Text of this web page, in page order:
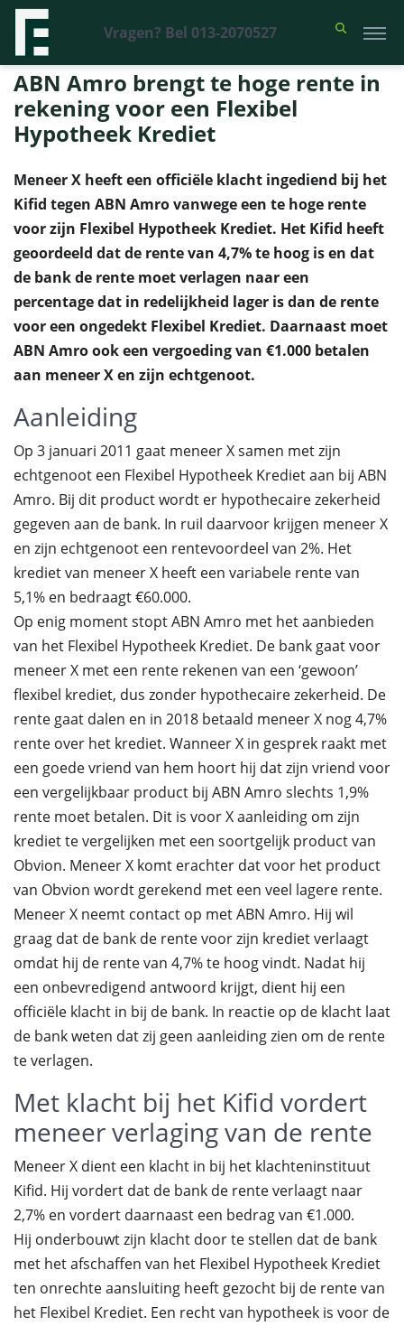
Vragen? Bel 013-2070527
Financieel Recht Advocaten >Uitspraken>ABN Amro brengt te hoge
rente in rekening voor een Flexibel Hypotheek Krediet
ABN Amro brengt te hoge rente in
rekening voor een Flexibel
Hypotheek Krediet
Meneer X heeft een officiële klacht ingediend bij het
Kifid tegen ABN Amro vanwege een te hoge rente
voor zijn Flexibel Hypotheek Krediet. Het Kifid heeft
geoordeeld dat de rente van 4,7% te hoog is en dat
de bank de rente moet verlagen naar een
percentage dat in redelijkheid lager is dan de rente
voor een ongedekt Flexibel Krediet. Daarnaast moet
ABN Amro ook een vergoeding van €1.000 betalen
aan meneer X en zijn echtgenoot.
Aanleiding
Op 3 januari 2011 gaat meneer X samen met zijn
echtgenoot een Flexibel Hypotheek Krediet aan bij ABN
Amro. Bij dit product wordt er hypothecaire zekerheid
gegeven aan de bank. In ruil daarvoor krijgen meneer X
en zijn echtgenoot een rentevoordeel van 2%. Het
krediet van meneer X heeft een variabele rente van
5,1% en bedraagt €60.000.
Op enig moment stopt ABN Amro met het aanbieden
van het Flexibel Hypotheek Krediet. De bank gaat voor
meneer X met een rente rekenen van een ‘gewoon’
flexibel krediet, dus zonder hypothecaire zekerheid. De
rente gaat dalen en in 2018 betaald meneer X nog 4,7%
rente over het krediet. Wanneer X in gesprek raakt met
een goede vriend van hem hoort hij dat zijn vriend voor
een vergelijkbaar product bij ABN Amro slechts 1,9%
rente moet betalen. Dit is voor X aanleiding om zijn
krediet te vergelijken met een soortgelijk product van
Obvion. Meneer X komt erachter dat voor het product
van Obvion wordt gerekend met een veel lagere rente.
Meneer X neemt contact op met ABN Amro. Hij wil
graag dat de bank de rente voor zijn krediet verlaagt
omdat hij de rente van 4,7% te hoog vindt. Nadat hij
een onbevredigend antwoord krijgt, dient hij een
officiële klacht in bij de bank. In reactie op de klacht laat
de bank weten dat zij geen aanleiding zien om de rente
te verlagen.
Met klacht bij het Kifid vordert
meneer verlaging van de rente
Meneer X dient een klacht in bij het klachteninstituut
Kifid. Hij vordert dat de bank de rente verlaagt naar
2,7% en vordert daarnaast een bedrag van €1.000.
Hij onderbouwt zijn klacht door te stellen dat de bank
met het afschaffen van het Flexibel Hypotheek Krediet
ten onrechte aansluiting heeft gezocht bij de rente van
het Flexibel Krediet. Een recht van hypotheek is voor de